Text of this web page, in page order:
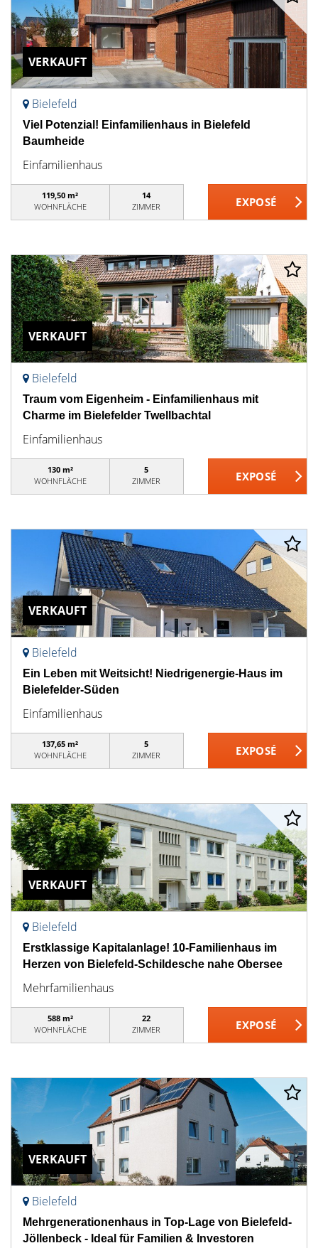
VERKAUFT
Bielefeld
Viel Potenzial! Einfamilienhaus in Bielefeld
Baumheide
Einfamilienhaus
119,50 m²
WOHNFLÄCHE
14
ZIMMER
VERKAUFT
Bielefeld
Traum vom Eigenheim - Einfamilienhaus mit
Charme im Bielefelder Twellbachtal
Einfamilienhaus
130 m²
WOHNFLÄCHE
5
ZIMMER
VERKAUFT
Bielefeld
Ein Leben mit Weitsicht! Niedrigenergie-Haus im
Bielefelder-Süden
Einfamilienhaus
137,65 m²
WOHNFLÄCHE
5
ZIMMER
VERKAUFT
Bielefeld
Erstklassige Kapitalanlage! 10-Familienhaus im
Herzen von Bielefeld-Schildesche nahe Obersee
Mehrfamilienhaus
588 m²
WOHNFLÄCHE
22
ZIMMER
VERKAUFT
Bielefeld
Mehrgenerationenhaus in Top-Lage von Bielefeld-
Jöllenbeck - Ideal für Familien & Investoren